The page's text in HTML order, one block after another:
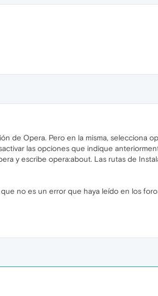
de Opera. Pero en la misma, selecciona
las opciones que indique
y escribe opera:about. Las rutas de
no es un error que haya leído en los